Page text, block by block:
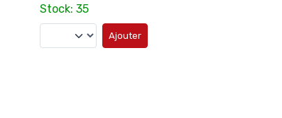
Stock: 35
Ajouter